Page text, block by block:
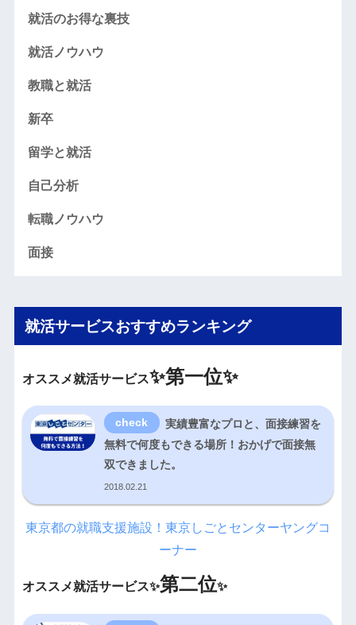
就活のお得な裏技
就活ノウハウ
教職と就活
新卒
留学と就活
自己分析
転職ノウハウ
面接
就活サービスおすすめランキング
オススメ就活サービス✨第一位✨
実績豊富なプロと、面接練習を
無料で何度もできる場所！おかげで面接無
双できました。
2018.02.21
東京都の就職支援施設！東京しごとセンターヤングコ
ーナー
オススメ就活サービス✨第二位✨